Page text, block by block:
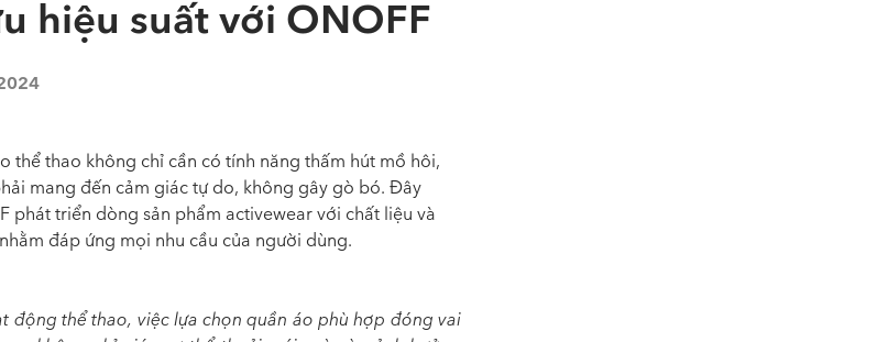
hiệu suất với ONOFF
thể thao không chỉ cần có tính năng thấm hút mồ hôi,
mang đến cảm giác tự do, không gây gò bó. Đây
phát triển dòng sản phẩm activewear với chất liệu và
đáp ứng mọi nhu cầu của người dùng.
động thể thao, việc lựa chọn quần áo phù hợp đóng vai